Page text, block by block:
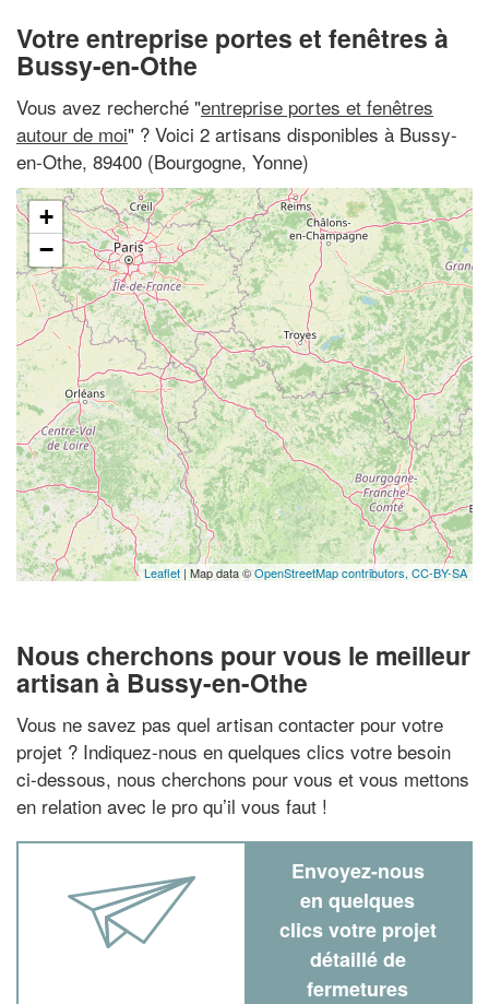
Votre entreprise portes et fenêtres à
Bussy-en-Othe
Vous avez recherché "entreprise portes et fenêtres
autour de moi" ? Voici 2 artisans disponibles à Bussy-
en-Othe, 89400 (Bourgogne, Yonne)
+
−
Leaflet | Map data ©OpenStreetMap contributors, CC-BY-SA
Nous cherchons pour vous le meilleur
artisan à Bussy-en-Othe
Vous ne savez pas quel artisan contacter pour votre
projet ? Indiquez-nous en quelques clics votre besoin
ci-dessous, nous cherchons pour vous et vous mettons
en relation avec le pro qu’il vous faut !
Envoyez-nous
en quelques
clics votre projet
détaillé de
fermetures